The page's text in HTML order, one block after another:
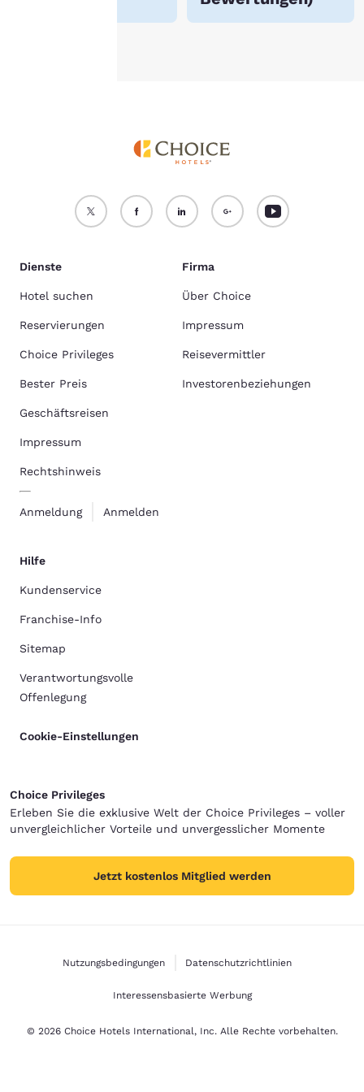
Alle Cookies akzeptieren Alle Cookies ablehnen
Dienste
Hotel suchen
Reservierungen
Choice Privileges
Bester Preis
Geschäftsreisen
Impressum
Rechtshinweis
Anmeldung Anmelden
Firma
Über Choice
Impressum
Reisevermittler
Investorenbeziehungen
Hilfe
Kundenservice
Franchise-Info
Sitemap
Verantwortungsvolle
Offenlegung
Cookie-Einstellungen
Choice Privileges
Erleben Sie die exklusive Welt der Choice Privileges – voller
unvergleichlicher Vorteile und unvergesslicher Momente
Jetzt kostenlos Mitglied werden
Nutzungsbedingungen Datenschutzrichtlinien
Interessensbasierte Werbung
© 2026 Choice Hotels International, Inc. Alle Rechte vorbehalten.